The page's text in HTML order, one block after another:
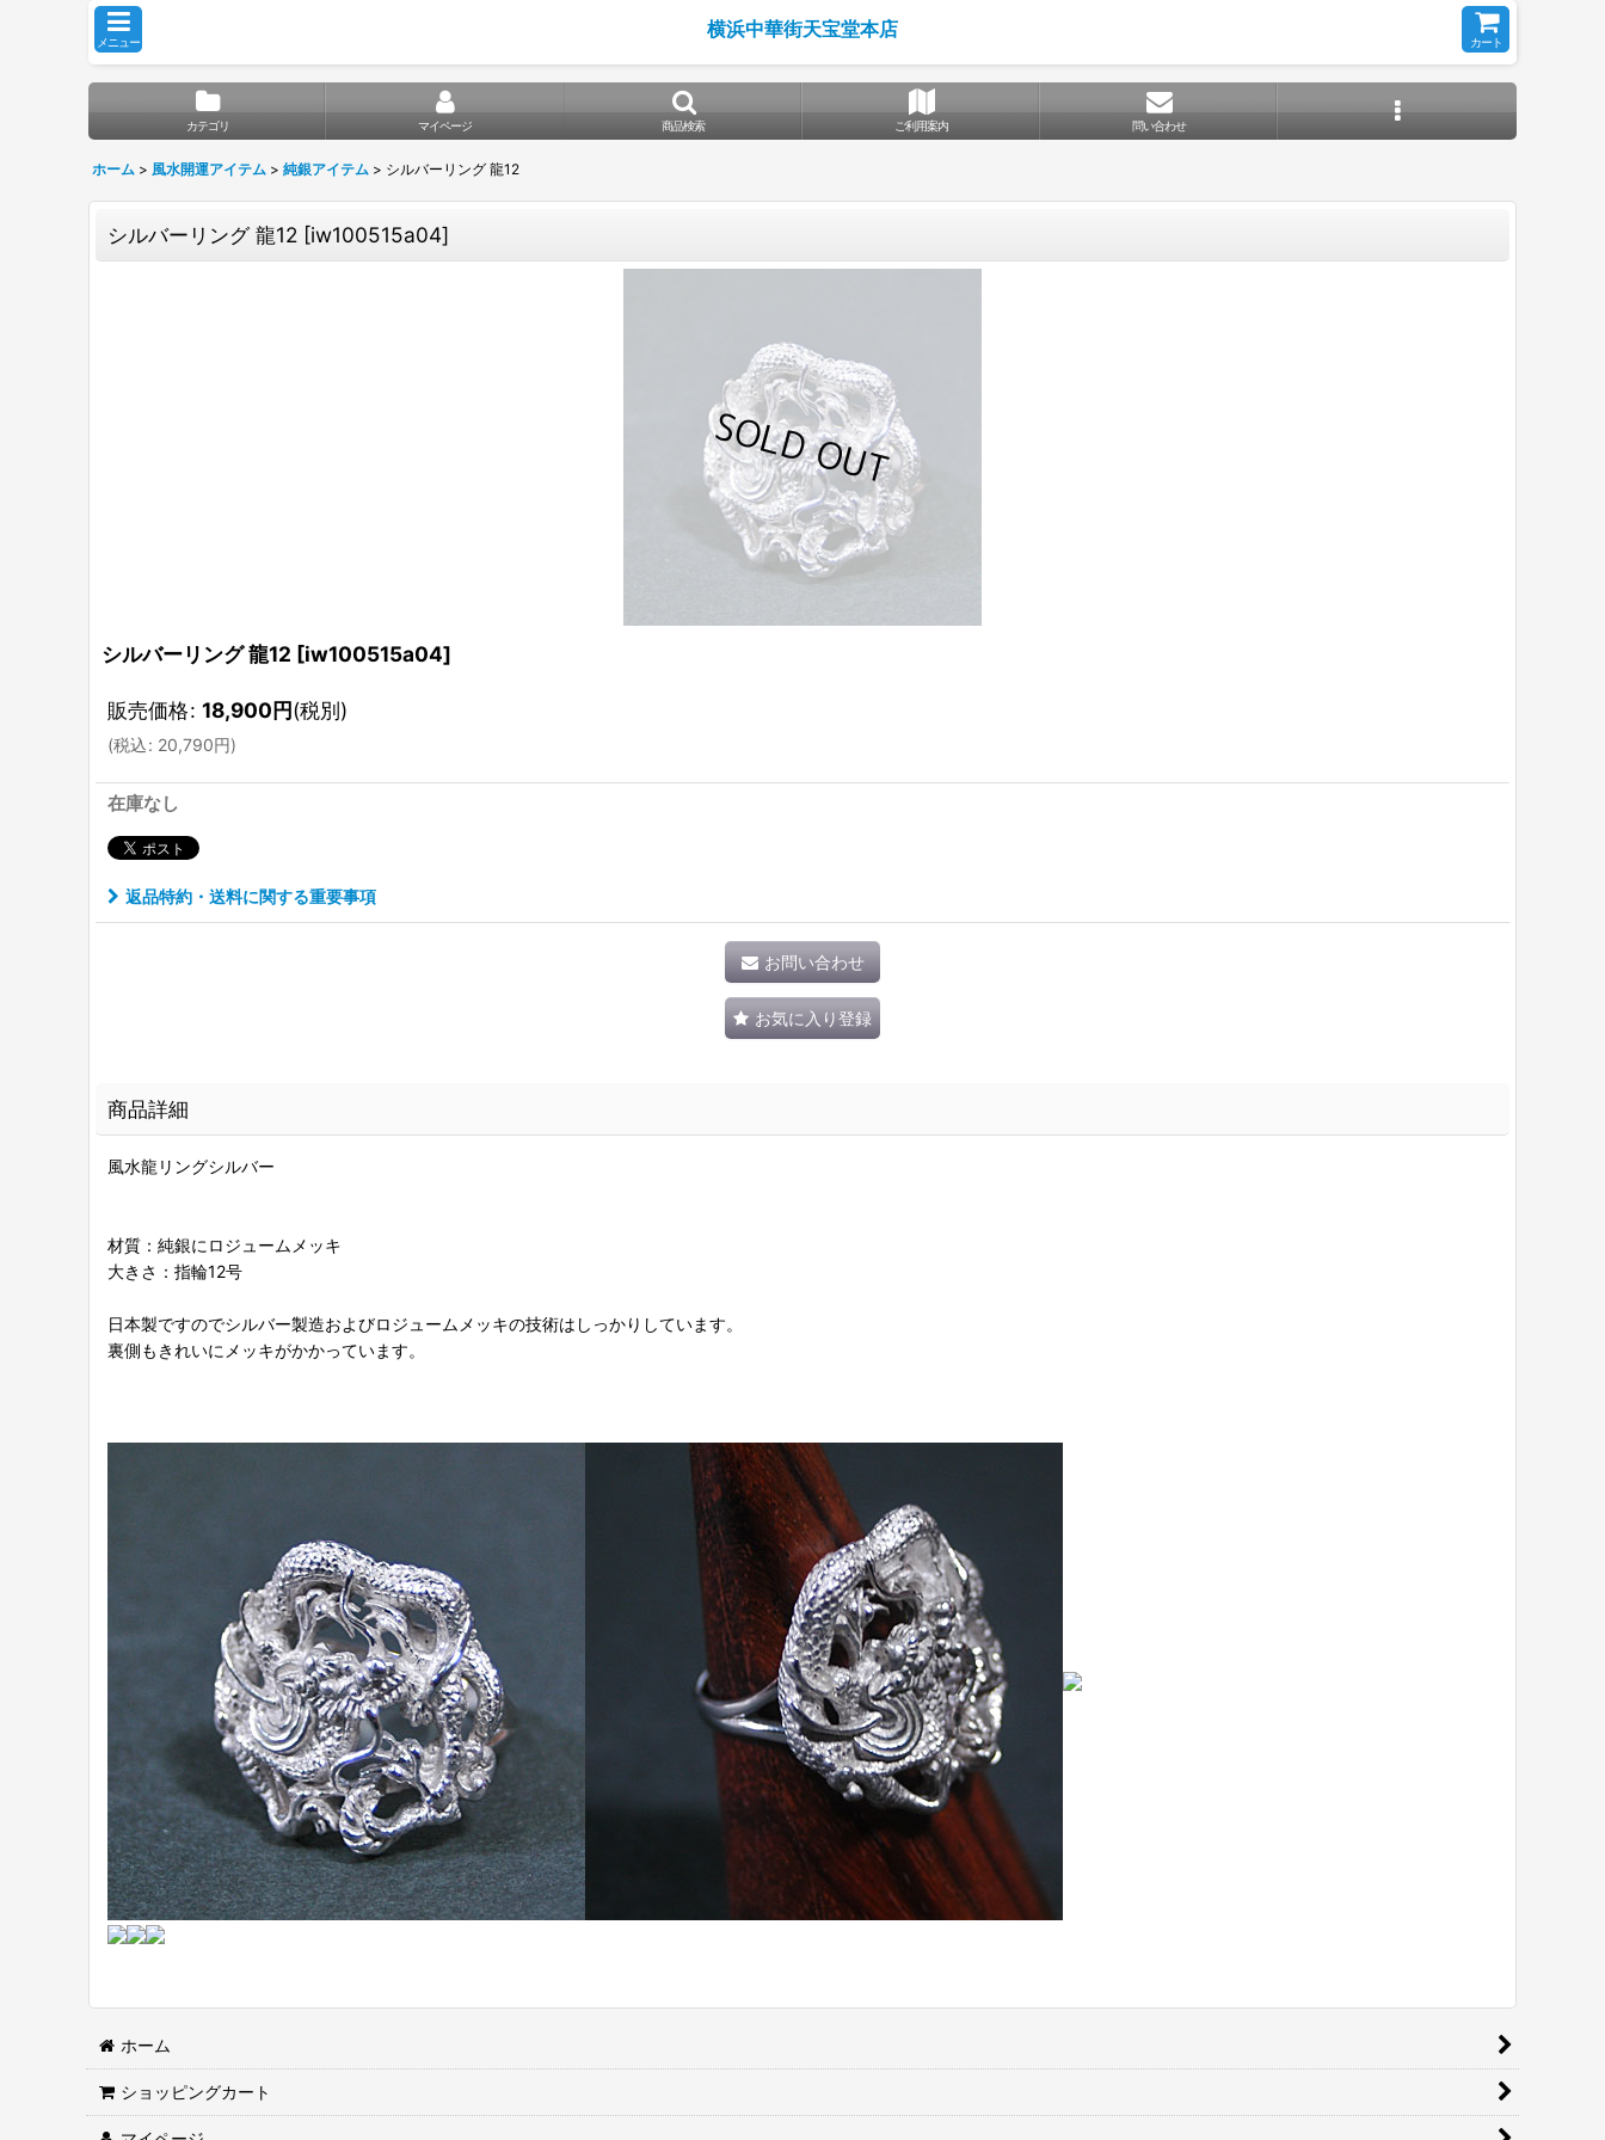
メニュー
横浜中華街天宝堂本店
カート
カテゴリ マイページ 商品検索 ご利用案内 問い合わせ
ホーム > 風水開運アイテム > 純銀アイテム > シルバーリング 龍12
シルバーリング 龍12 [iw100515a04]
シルバーリング 龍12 [iw100515a04]
販売価格: 18,900円(税別)
(税込: 20,790円)
在庫なし
返品特約・送料に関する重要事項
お問い合わせ
お気に入り登録
商品詳細
風水龍リングシルバー
材質：純銀にロジュームメッキ
大きさ：指輪12号
日本製ですのでシルバー製造およびロジュームメッキの技術はしっかりしています。
裏側もきれいにメッキがかかっています。
ホーム
ショッピングカート